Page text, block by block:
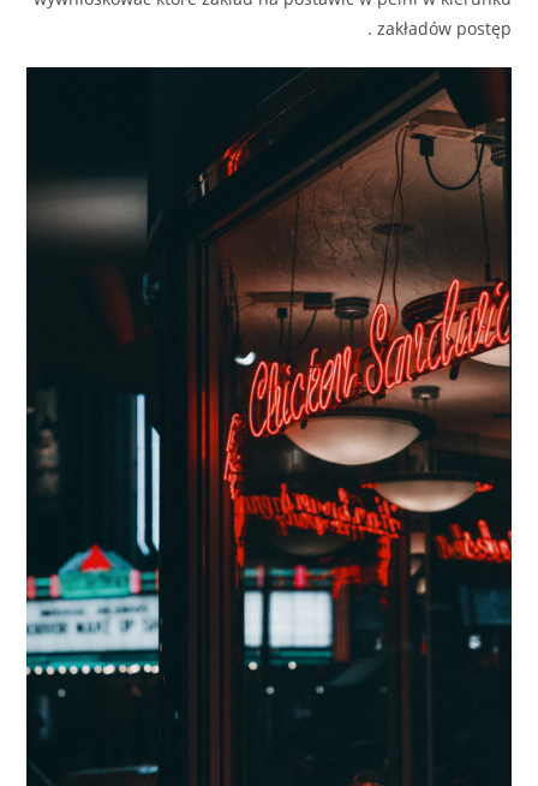
zakładów postęp .